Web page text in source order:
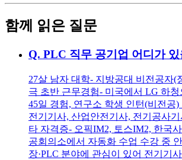
함께 읽은 질문
Q. PLC 직무 공기업 어디가 있
27살 남자 대학- 지방공대 비전공자(
극 초반 근무경험- 미국에서 LG 하
45일 경험, 연구소 학생 인턴(비전공
전기기사, 산업안전기사, 전기공사기
타 자격증- 오픽IM2, 토스IM2, 한국
공회의소에서 자동화 수업 수강 중
장·PLC 분야에 관심이 있어 전기기